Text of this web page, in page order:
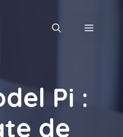
MENU
Pi :
de